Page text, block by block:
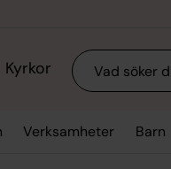
Kyrkor Sök
Verksamheter Barn